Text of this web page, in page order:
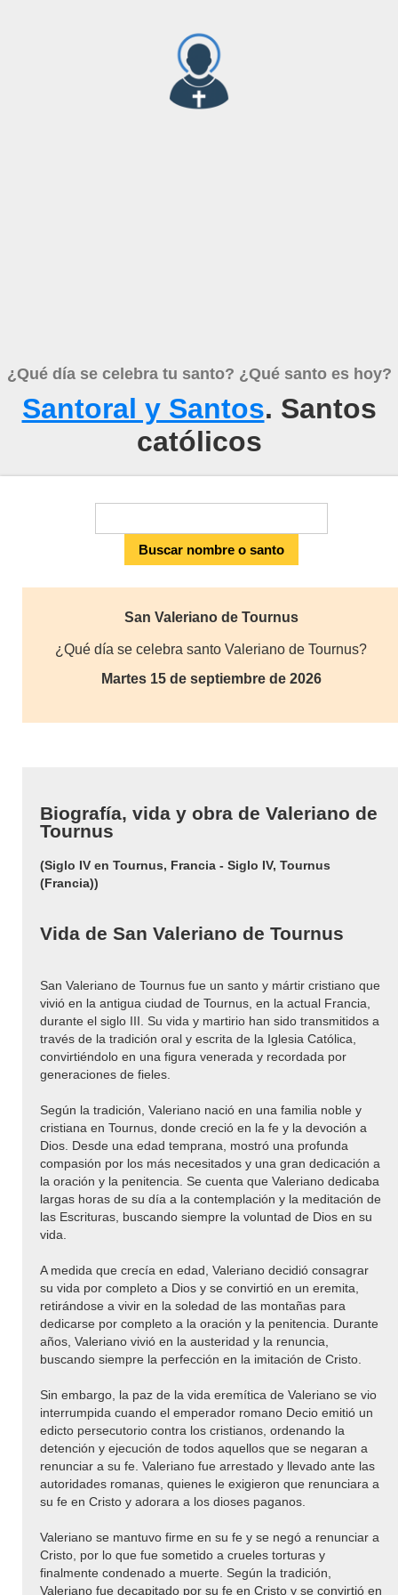
¿Qué día se celebra tu santo? ¿Qué santo es hoy?
Santoral y Santos. Santos
católicos
San Valeriano de Tournus
¿Qué día se celebra santo Valeriano de Tournus?
Martes 15 de septiembre de 2026
Biografía, vida y obra de Valeriano de
Tournus
(Siglo IV en Tournus, Francia - Siglo IV, Tournus
(Francia))
Vida de San Valeriano de Tournus
San Valeriano de Tournus fue un santo y mártir cristiano que
vivió en la antigua ciudad de Tournus, en la actual Francia,
durante el siglo III. Su vida y martirio han sido transmitidos a
través de la tradición oral y escrita de la Iglesia Católica,
convirtiéndolo en una figura venerada y recordada por
generaciones de fieles.
Según la tradición, Valeriano nació en una familia noble y
cristiana en Tournus, donde creció en la fe y la devoción a
Dios. Desde una edad temprana, mostró una profunda
compasión por los más necesitados y una gran dedicación a
la oración y la penitencia. Se cuenta que Valeriano dedicaba
largas horas de su día a la contemplación y la meditación de
las Escrituras, buscando siempre la voluntad de Dios en su
vida.
A medida que crecía en edad, Valeriano decidió consagrar
su vida por completo a Dios y se convirtió en un eremita,
retirándose a vivir en la soledad de las montañas para
dedicarse por completo a la oración y la penitencia. Durante
años, Valeriano vivió en la austeridad y la renuncia,
buscando siempre la perfección en la imitación de Cristo.
Sin embargo, la paz de la vida eremítica de Valeriano se vio
interrumpida cuando el emperador romano Decio emitió un
edicto persecutorio contra los cristianos, ordenando la
detención y ejecución de todos aquellos que se negaran a
renunciar a su fe. Valeriano fue arrestado y llevado ante las
autoridades romanas, quienes le exigieron que renunciara a
su fe en Cristo y adorara a los dioses paganos.
Valeriano se mantuvo firme en su fe y se negó a renunciar a
Cristo, por lo que fue sometido a crueles torturas y
finalmente condenado a muerte. Según la tradición,
Valeriano fue decapitado por su fe en Cristo y se convirtió en